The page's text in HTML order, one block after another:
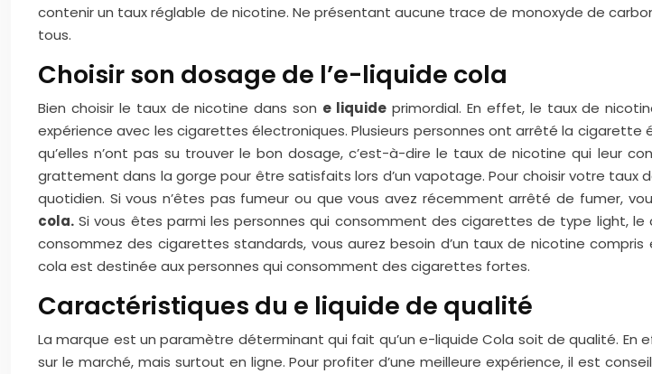
contenir un taux réglable de nicotine. Ne présentant aucune trace de monoxyde de
tous.
Choisir son dosage de l’e-liquide cola
Bien choisir le taux de nicotine dans son e liquide primordial. En effet, le taux de
expérience avec les cigarettes électroniques. Plusieurs personnes ont arrêté la
qu’elles n’ont pas su trouver le bon dosage, c’est-à-dire le taux de nicotine qui leur
grattement dans la gorge pour être satisfaits lors d’un vapotage. Pour choisir votre
quotidien. Si vous n’êtes pas fumeur ou que vous avez récemment arrêté de fumer,
cola. Si vous êtes parmi les personnes qui consomment des cigarettes de type light,
consommez des cigarettes standards, vous aurez besoin d’un taux de nicotine
cola est destinée aux personnes qui consomment des cigarettes fortes.
Caractéristiques du e liquide de qualité
La marque est un paramètre déterminant qui fait qu’un e-liquide Cola soit de qualité. En
sur le marché, mais surtout en ligne. Pour profiter d’une meilleure expérience, il est